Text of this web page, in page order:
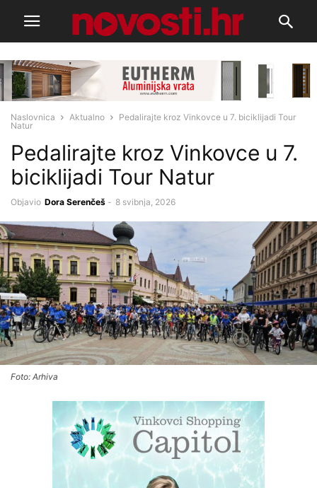
Naslovnica Aktualno
Pedalirajte kroz Vinkovce u 7. biciklijadi Tour
Natur
Pedalirajte kroz Vinkovce u 7.
biciklijadi Tour Natur
Objavio Dora Serenčeš - 8 svibnja, 2026
Foto: Arhiva